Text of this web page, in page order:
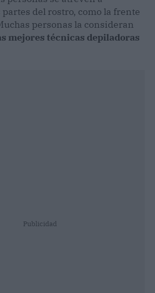
del rostro, como la frente
personas la consideran
mejores técnicas depiladoras
Publicidad